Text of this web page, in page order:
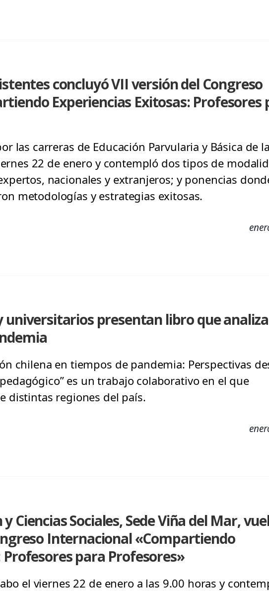
concluyó VII versión del Congreso
Experiencias Exitosas: Profesores
las carreras de Educación Parvularia y Básica de
22 de enero y contempló dos tipos de
nacionales y extranjeros; y ponencias
metodologías y estrategias exitosas.
universitarios presentan libro que
chilena en tiempos de pandemia: Perspectivas
es un trabajo colaborativo en el que
distintas regiones del país.
Ciencias Sociales, Sede Viña del Mar,
Internacional «Compartiendo
Profesores para Profesores»
el viernes 22 de enero a las 9.00 horas y